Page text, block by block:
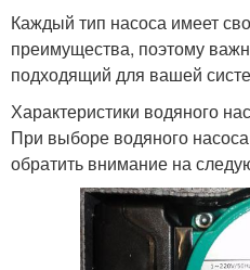
Каждый тип насоса имеет
преимущества, поэтому
подходящий для вашей
Характеристики водяного
При выборе водяного
обратить внимание на